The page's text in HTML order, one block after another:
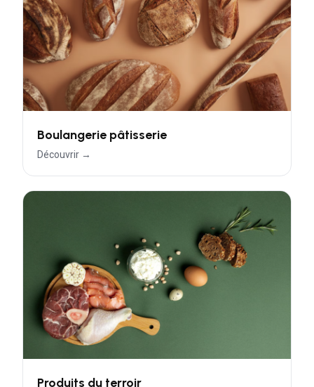
Boulangerie pâtisserie
Découvrir →
Produits du terroir